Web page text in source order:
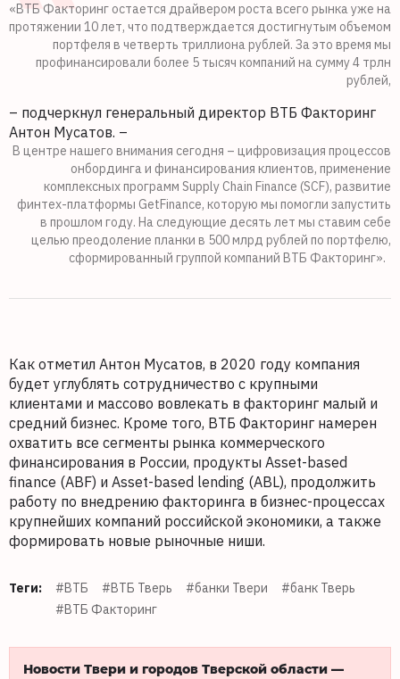
«ВТБ Факторинг остается драйвером роста всего рынка уже на
протяжении 10 лет, что подтверждается достигнутым объемом
портфеля в четверть триллиона рублей. За это время мы
профинансировали более 5 тысяч компаний на сумму 4 трлн
рублей,
– подчеркнул генеральный директор ВТБ Факторинг
Антон Мусатов. –
В центре нашего внимания сегодня – цифровизация процессов
онбординга и финансирования клиентов, применение
комплексных программ Supply Chain Finance (SCF), развитие
финтех-платформы GetFinance, которую мы помогли запустить
в прошлом году. На следующие десять лет мы ставим себе
целью преодоление планки в 500 млрд рублей по портфелю,
сформированный группой компаний ВТБ Факторинг».
Как отметил Антон Мусатов, в 2020 году компания
будет углублять сотрудничество с крупными
клиентами и массово вовлекать в факторинг малый и
средний бизнес. Кроме того, ВТБ Факторинг намерен
охватить все сегменты рынка коммерческого
финансирования в России, продукты Asset-based
finance (ABF) и Asset-based lending (ABL), продолжить
работу по внедрению факторинга в бизнес-процессах
крупнейших компаний российской экономики, а также
формировать новые рыночные ниши.
Теги: #ВТБ #ВТБ Тверь #банки Твери
#банк Тверь
#ВТБ Факторинг
Новости Твери и городов Тверской области —